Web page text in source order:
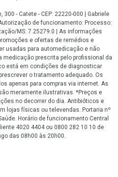
300 - Catete - CEP: 22220-000 | Gabriele
de funcionamento: Processo:
MS: 7.25279.0 | As informações
e ofertas de remédios e
usadas para automedicação e não
medicação prescrita pelo profissional da
está em condições de diagnosticar
o tratamento adequado. Os
apenas para compras via internet. As
meramente ilustrativas. *Preços e
no decorrer do dia. Antibióticos e
lojas físicas ou televendas. Portaria nº
Horário de funcionamento Central
4020 4404 ou 0800 282 10 10 de
das 08h00 às 20h00.